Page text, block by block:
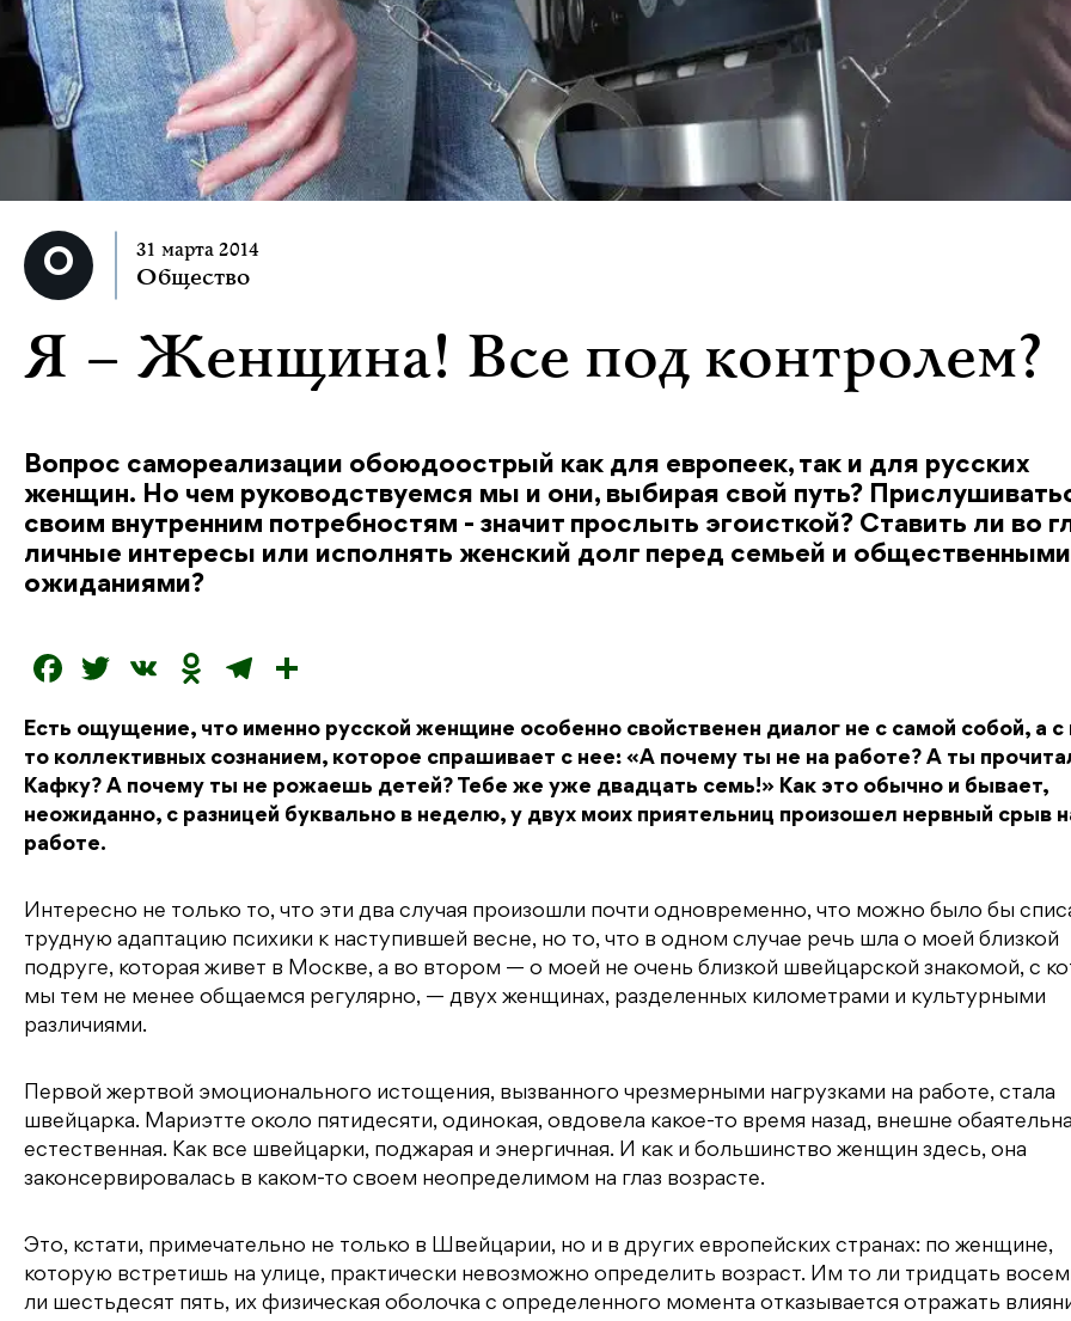
31 марта 2014
Общество
Я – Женщина! Все под контролем?
Вопрос самореализации обоюдоострый как для европеек, так и для русских
женщин. Но чем руководствуемся мы и они, выбирая свой путь?
своим внутренним потребностям - значит прослыть эгоисткой? Ставить ли во
личные интересы или исполнять женский долг перед семьей и общественными
ожиданиями?
F
c
e
b
o
o
k
T
it
t
e
V
O
n
o
kl
s
s
ni
ki
T
e
g
r
m
п
р
а
и
т
ь
Есть ощущение, что именно русской женщине особенно свойственен диалог не с самой собой, а с
то коллективных сознанием, которое спрашивает с нее: «А почему ты не на работе? А ты
Кафку? А почему ты не рожаешь детей? Тебе же уже двадцать семь!» Как это обычно и бывает,
неожиданно, с разницей буквально в неделю, у двух моих приятельниц произошел нервный срыв
работе.
Интересно не только то, что эти два случая произошли почти одновременно, что можно было бы
трудную адаптацию психики к наступившей весне, но то, что в одном случае речь шла о моей близкой
подруге, которая живет в Москве, а во втором — о моей не очень близкой швейцарской знакомой, с
мы тем не менее общаемся регулярно, — двух женщинах, разделенных километрами и культурными
различиями.
Первой жертвой эмоционального истощения, вызванного чрезмерными нагрузками на работе, стала
швейцарка. Мариэтте около пятидесяти, одинокая, овдовела какое-то время назад, внешне
естественная. Как все швейцарки, поджарая и энергичная. И как и большинство женщин здесь, она
законсервировалась в каком-то своем неопределимом на глаз возрасте.
Это, кстати, примечательно не только в Швейцарии, но и в других европейских странах: по женщине,
которую встретишь на улице, практически невозможно определить возраст. Им то ли тридцать
ли шестьдесят пять, их физическая оболочка с определенного момента отказывается отражать